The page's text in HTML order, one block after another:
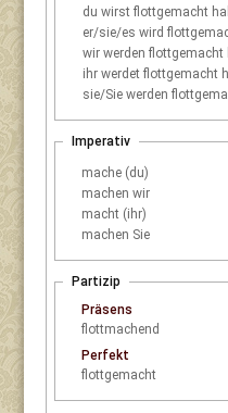
du wirst flottgemacht
er/sie/es wird
wir werden flottgemacht
ihr werdet flottgemacht
sie/Sie werden
Imperativ
mache (du)
machen wir
macht (ihr)
machen Sie
Partizip
Präsens
flottmachend
Perfekt
flottgemacht